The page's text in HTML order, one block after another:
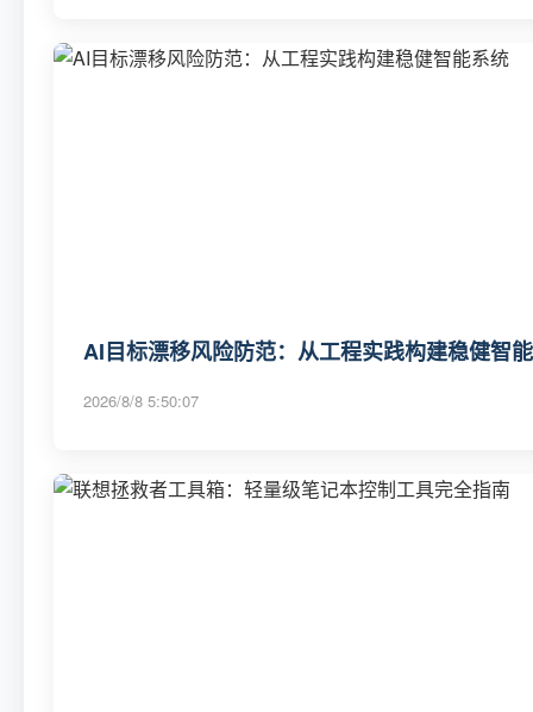
AI目标漂移风险防范：从工程实践构建稳健智
2026/8/8 5:50:07